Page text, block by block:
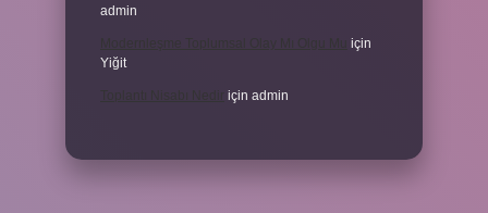
admin
için
Yiğit
için admin